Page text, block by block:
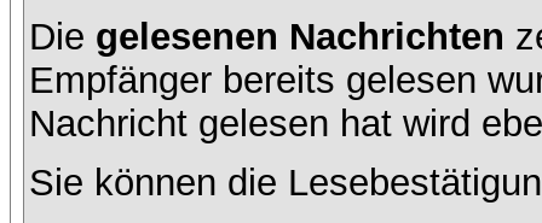
Die gelesenen Nachrichten
Empfänger bereits gelesen
Nachricht gelesen hat wird
Sie können die